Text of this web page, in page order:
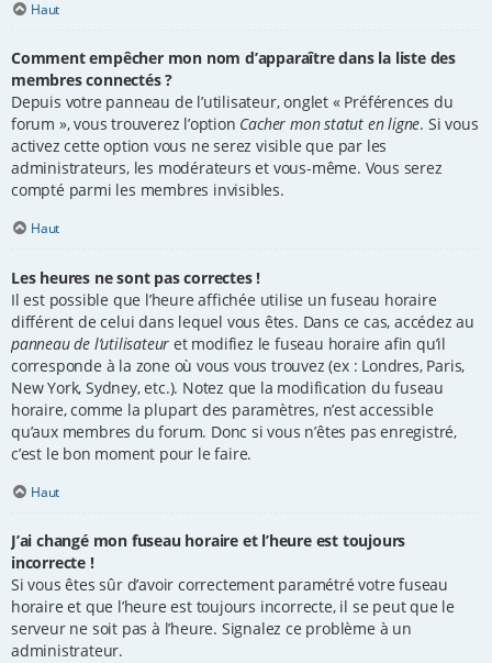
Haut
Comment empêcher mon nom d’apparaître dans la liste des
membres connectés ?
Depuis votre panneau de l’utilisateur, onglet « Préférences du
forum », vous trouverez l’option Cacher mon statut en ligne. Si vous
activez cette option vous ne serez visible que par les
administrateurs, les modérateurs et vous-même. Vous serez
compté parmi les membres invisibles.
Haut
Les heures ne sont pas correctes !
Il est possible que l’heure affichée utilise un fuseau horaire
différent de celui dans lequel vous êtes. Dans ce cas, accédez au
panneau de l’utilisateur et modifiez le fuseau horaire afin qu’il
corresponde à la zone où vous vous trouvez (ex : Londres, Paris,
New York, Sydney, etc.). Notez que la modification du fuseau
horaire, comme la plupart des paramètres, n’est accessible
qu’aux membres du forum. Donc si vous n’êtes pas enregistré,
c’est le bon moment pour le faire.
Haut
J’ai changé mon fuseau horaire et l’heure est toujours
incorrecte !
Si vous êtes sûr d’avoir correctement paramétré votre fuseau
horaire et que l’heure est toujours incorrecte, il se peut que le
serveur ne soit pas à l’heure. Signalez ce problème à un
administrateur.